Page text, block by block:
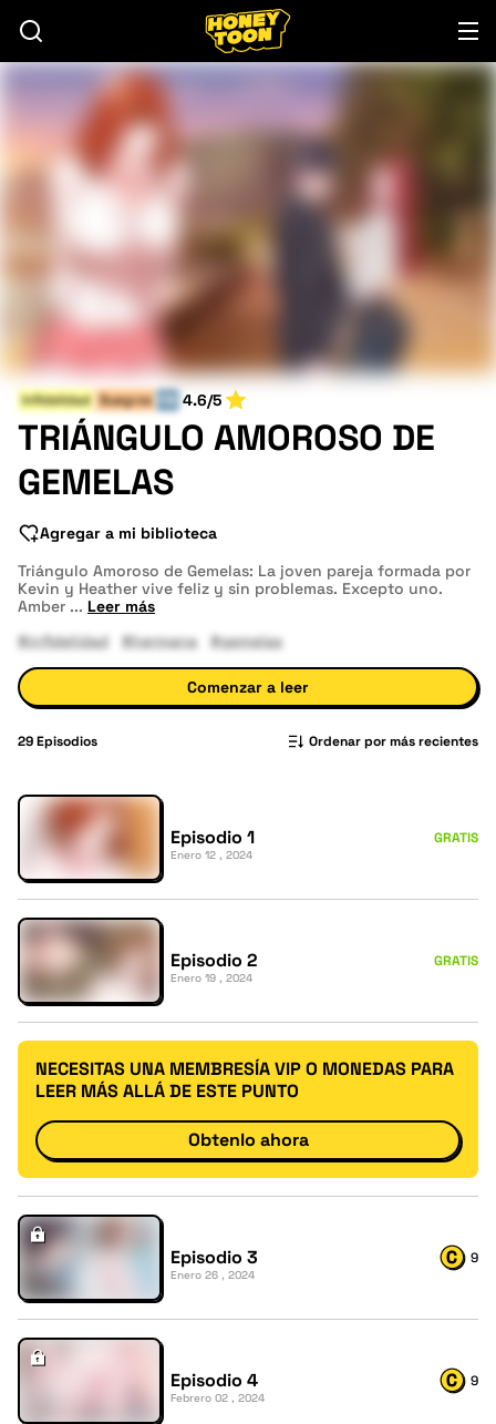
Infidelidad Suegros 4.6/5
TRIÁNGULO AMOROSO DE
GEMELAS
Agregar a mi biblioteca
Triángulo Amoroso de Gemelas: La joven pareja formada por
Kevin y Heather vive feliz y sin problemas. Excepto uno.
Amber ... Leer más
#infidelidad
#hermana #gemelas
Comenzar a leer
29Episodios Ordenar por más recientes
Episodio 1
Enero 12 , 2024
GRATIS
Episodio 2
Enero 19 , 2024
GRATIS
NECESITAS UNA MEMBRESÍA VIP O MONEDAS PARA
LEER MÁS ALLÁ DE ESTE PUNTO
Obtenlo ahora
Episodio 3
Enero 26 , 2024
9
Episodio 4
Febrero 02 , 2024
9